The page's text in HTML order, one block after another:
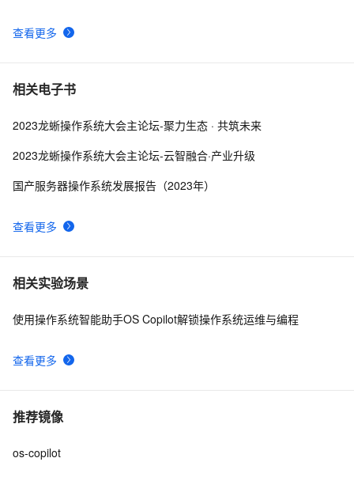
查看更多
相关电子书
查看更多
2023龙蜥操作系统大会主论坛-聚力生态 · 共筑未来
2023龙蜥操作系统大会主论坛-云智融合·产业升级
国产服务器操作系统发展报告（2023年）
相关实验场景
查看更多
使用操作系统智能助手OS Copilot解锁操作系统运维与编程
推荐镜像
os-copilot